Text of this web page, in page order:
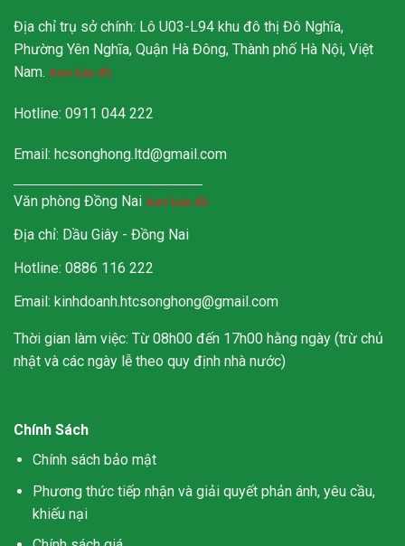
Địa chỉ trụ sở chính: Lô U03-L94 khu đô thị Đô Nghĩa,
Phường Yên Nghĩa, Quận Hà Đông, Thành phố Hà Nội, Việt
Nam. Xem bản đồ
Hotline: 0911 044 222
Email: hcsonghong.ltd@gmail.com
Văn phòng Đồng Nai Xem bản đồ
Địa chỉ: Dầu Giây - Đồng Nai
Hotline: 0886 116 222
Email: kinhdoanh.htcsonghong@gmail.com
Thời gian làm việc: Từ 08h00 đến 17h00 hằng ngày (trừ chủ
nhật và các ngày lễ theo quy định nhà nước)
Chính Sách
Chính sách bảo mật
Phương thức tiếp nhận và giải quyết phản ánh, yêu cầu,
khiếu nại